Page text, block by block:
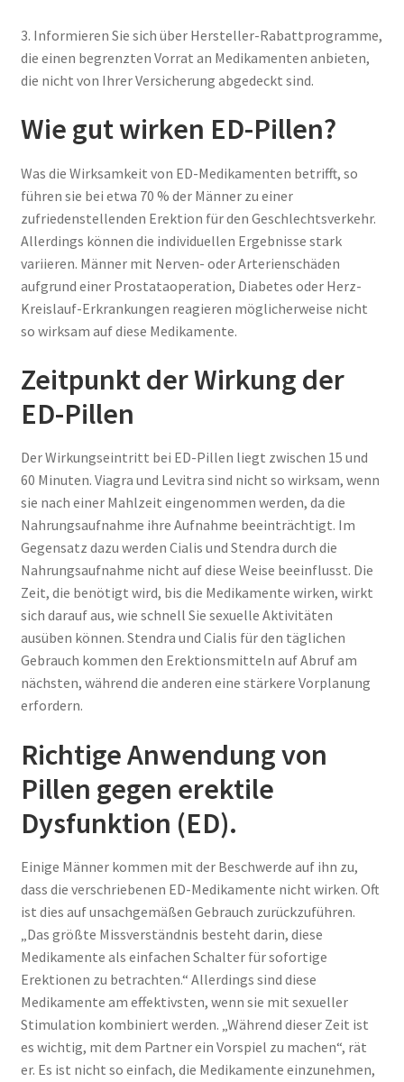
3. Informieren Sie sich über Hersteller-Rabattprogramme,
die einen begrenzten Vorrat an Medikamenten anbieten,
die nicht von Ihrer Versicherung abgedeckt sind.
Wie gut wirken ED-Pillen?
Was die Wirksamkeit von ED-Medikamenten betrifft, so
führen sie bei etwa 70 % der Männer zu einer
zufriedenstellenden Erektion für den Geschlechtsverkehr.
Allerdings können die individuellen Ergebnisse stark
variieren. Männer mit Nerven- oder Arterienschäden
aufgrund einer Prostataoperation, Diabetes oder Herz-
Kreislauf-Erkrankungen reagieren möglicherweise nicht
so wirksam auf diese Medikamente.
Zeitpunkt der Wirkung der
ED-Pillen
Der Wirkungseintritt bei ED-Pillen liegt zwischen 15 und
60 Minuten. Viagra und Levitra sind nicht so wirksam, wenn
sie nach einer Mahlzeit eingenommen werden, da die
Nahrungsaufnahme ihre Aufnahme beeinträchtigt. Im
Gegensatz dazu werden Cialis und Stendra durch die
Nahrungsaufnahme nicht auf diese Weise beeinflusst. Die
Zeit, die benötigt wird, bis die Medikamente wirken, wirkt
sich darauf aus, wie schnell Sie sexuelle Aktivitäten
ausüben können. Stendra und Cialis für den täglichen
Gebrauch kommen den Erektionsmitteln auf Abruf am
nächsten, während die anderen eine stärkere Vorplanung
erfordern.
Richtige Anwendung von
Pillen gegen erektile
Dysfunktion (ED).
Einige Männer kommen mit der Beschwerde auf ihn zu,
dass die verschriebenen ED-Medikamente nicht wirken. Oft
ist dies auf unsachgemäßen Gebrauch zurückzuführen.
„Das größte Missverständnis besteht darin, diese
Medikamente als einfachen Schalter für sofortige
Erektionen zu betrachten.“ Allerdings sind diese
Medikamente am effektivsten, wenn sie mit sexueller
Stimulation kombiniert werden. „Während dieser Zeit ist
es wichtig, mit dem Partner ein Vorspiel zu machen“, rät
er. Es ist nicht so einfach, die Medikamente einzunehmen,